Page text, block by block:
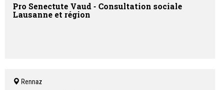
Pro Senectute Vaud - Consultation sociale
Lausanne et région
Rennaz